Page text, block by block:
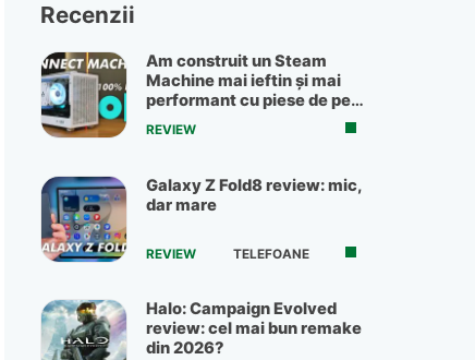
Recenzii
Am construit un Steam
Machine mai ieftin și mai
performant cu piese de pe
OLX
REVIEW
Galaxy Z Fold8 review: mic,
dar mare
REVIEW TELEFOANE
Halo: Campaign Evolved
review: cel mai bun remake
din 2026?